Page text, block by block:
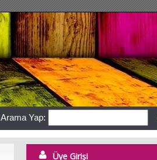
Arama Yap:
Üye Girişi